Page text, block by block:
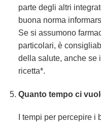
parte degli altri
buona norma
Se si assumono
particolari, è
della salute, anche se
ricetta*.
Quanto tempo ci
I tempi per percepire i